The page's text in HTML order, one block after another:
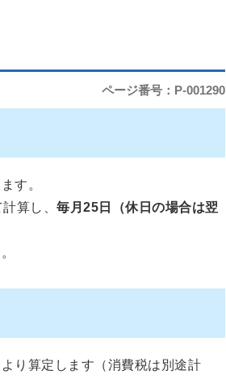
ページ番号：P-001290
す。
計算し、毎月25日（休日の場合は翌
り算定します（消費税は別途計